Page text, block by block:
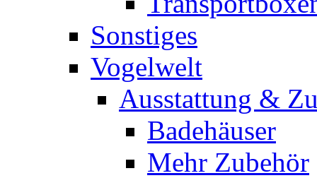
Sonstiges
Vogelwelt
Ausstattung &
Badehäuser
Mehr Zubehör